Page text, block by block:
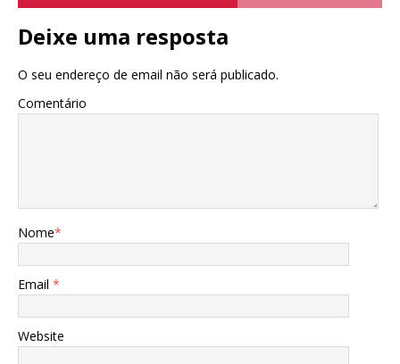
Deixe uma resposta
O seu endereço de email não será publicado.
Comentário
Nome*
Email *
Website